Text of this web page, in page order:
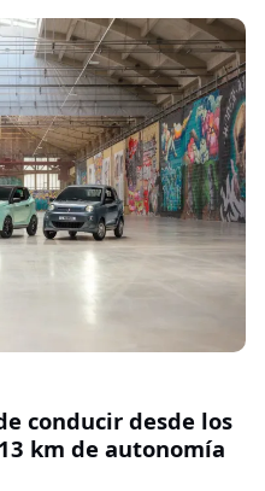
conducir desde los
km de autonomía